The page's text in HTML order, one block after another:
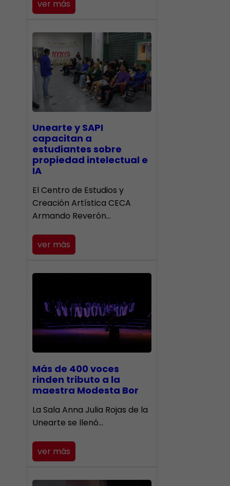
ver más
Unearte y SAPI
capacitan a
estudiantes sobre
propiedad intelectual e
IA
El Centro de Estudios y
Creación Artística CECA
Armando Reverón…
ver más
Más de 400 voces
rinden tributo a la
maestra Modesta Bor
​La Sala Anna Julia Rojas de la
Unearte se llenó…
ver más